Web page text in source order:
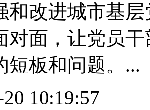
和改进城市基
对面，让党员
短板和问题。...
10:19:57